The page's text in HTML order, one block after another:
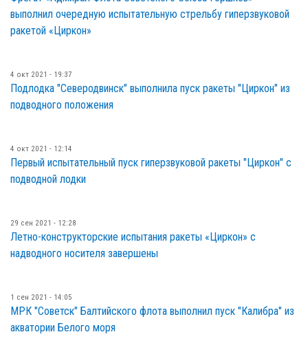
выполнил очередную испытательную стрельбу гиперзвуковой
ракетой «Циркон»
4 окт 2021 - 19:37
Подлодка "Северодвинск" выполнила пуск ракеты "Циркон" из
подводного положения
4 окт 2021 - 12:14
Первый испытательный пуск гиперзвуковой ракеты "Циркон" с
подводной лодки
29 сен 2021 - 12:28
Летно-конструкторские испытания ракеты «Циркон» с
надводного носителя завершены
1 сен 2021 - 14:05
МРК "Советск" Балтийского флота выполнил пуск "Калибра" из
акватории Белого моря